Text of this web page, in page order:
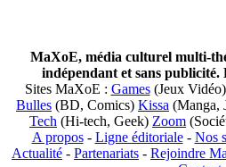
MaXoE, média culturel multi-
indépendant et sans publicité.
Sites MaXoE : Games(Jeux Vidéo)
Bulles (BD, Comics) Kissa (Manga,
Tech (Hi-tech, Geek) Zoom
A propos- Ligne éditoriale- Nos
Actualité - Partenariats - Rejoindre